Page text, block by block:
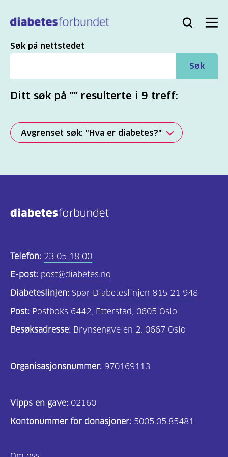
hovedinnhold
Bli
Logg
Søk Meny
Søk
Søk på nettstedet
Søk
Ditt søk på "" resulterte i 9 treff:
Avgrenset søk: "Hva er diabetes?"
(2817)
(863)
oppskrifter
(725)
til
deg
Om
(316)
For
Telefon: 23 05 18 00
E-post: post@diabetes.no
Diabeteslinjen: Spør Diabeteslinjen 815 21 948
Post: Postboks 6442, Etterstad, 0605 Oslo
Besøksadresse: Brynsengveien 2, 0667 Oslo
Organisasjonsnummer: 970169113
Vipps en gave: 02160
Kontonummer for donasjoner: 5005.05.85481